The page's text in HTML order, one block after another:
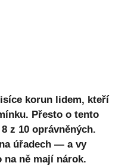
korun lidem, kteří
Přesto o tento
z 10 oprávněných.
úřadech — a vy
na ně mají nárok.